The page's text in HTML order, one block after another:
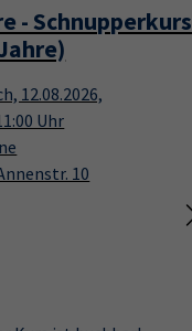
- Schnupperkurs
12.08.2026,
Uhr
10